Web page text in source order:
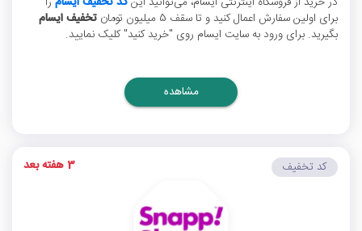
برای اولین سفارش اعمال کنید و تا سقف 5 میلیون تومان
تخفیف ایسام
بگیرید. برای ورود به سایت ایسام روی "خرید کنید" کلیک نمایید.
مشاهده
کد تخفیف 3 هفته بعد